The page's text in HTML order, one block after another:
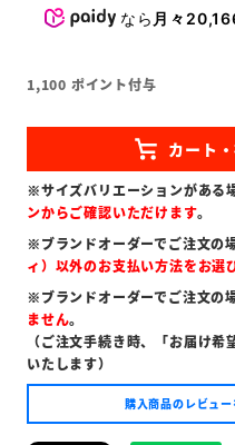
なら 月々
1,100 ポイント付与
※サイズバリエーションがある
ンからご確認いただけます。
※ブランドオーダーでご注文の場
ィ）以外のお支払い方法をお選
※ブランドオーダーでご注文の場
ません。
（ご注文手続き時、「お届け
いたします）
購入商品のレビュ